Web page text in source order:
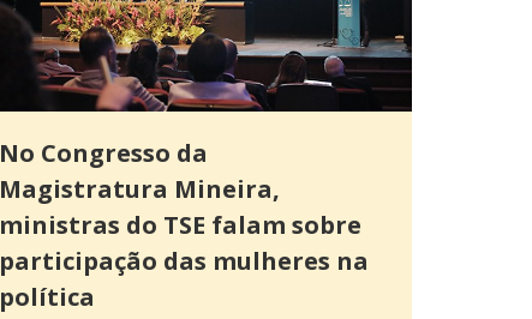
No Congresso da
Magistratura Mineira,
ministras do TSE falam sobre
participação das mulheres na
política